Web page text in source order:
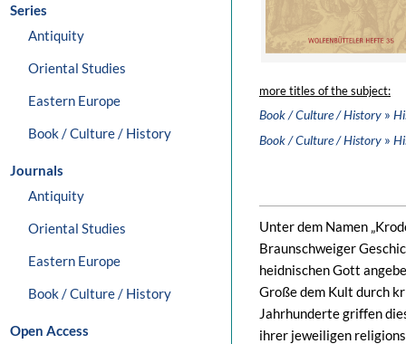
Series
Antiquity
Oriental Studies
Eastern Europe
Book / Culture / History
Journals
Antiquity
Oriental Studies
Eastern Europe
Book / Culture / History
Open Access
more titles of the subject:
Book / Culture / History »
Book / Culture / History »
Unter dem Namen
Braunschweiger
heidnischen Gott
Große dem Kult durch
Jahrhunderte griffen
ihrer jeweiligen